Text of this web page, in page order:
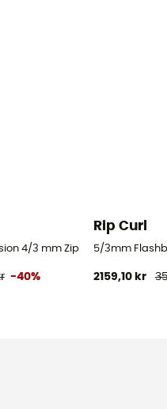
til surf - Damer
4/3 mm Zip Free Wetsuit -
-40%
Rip Curl
5/3mm
2159,10 kr